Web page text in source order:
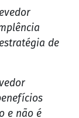
de
e não é